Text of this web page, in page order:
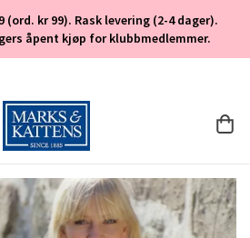
kr 99). Rask levering (2-4 dager).
åpent kjøp for klubbmedlemmer.